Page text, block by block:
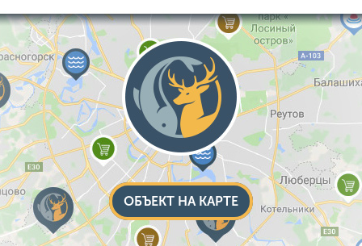
ОБЪЕКТ НА КАРТЕ